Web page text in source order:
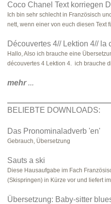
Coco Chanel Text korriegen
Ich bin sehr schlecht in Französisch
nett, wenn einer von euch diesen Text
Découvertes 4// Lektion 4// la
Hallo, Also ich brauche eine
découvertes 4 Lektion 4. ich brauche
mehr...
BELIEBTE DOWNLOADS:
Das Pronominaladverb 'en'
Gebrauch, Übersetzung
Sauts a ski
Diese Hausaufgabe im Fach
(Skispringen) in Kürze vor und liefert
Übersetzung: Baby-sitter